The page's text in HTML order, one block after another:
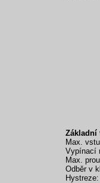
Základní
Max.
Vypínací
Max.
Odběr v